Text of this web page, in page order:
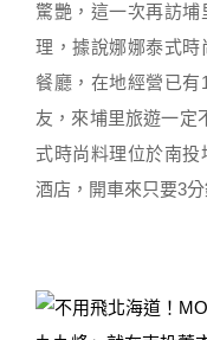
驚艷，這一次再訪
理，據說娜娜泰式
餐廳，在地經營已有
友，來埔里旅遊一定
式時尚料理位於南
酒店，開車來只要3